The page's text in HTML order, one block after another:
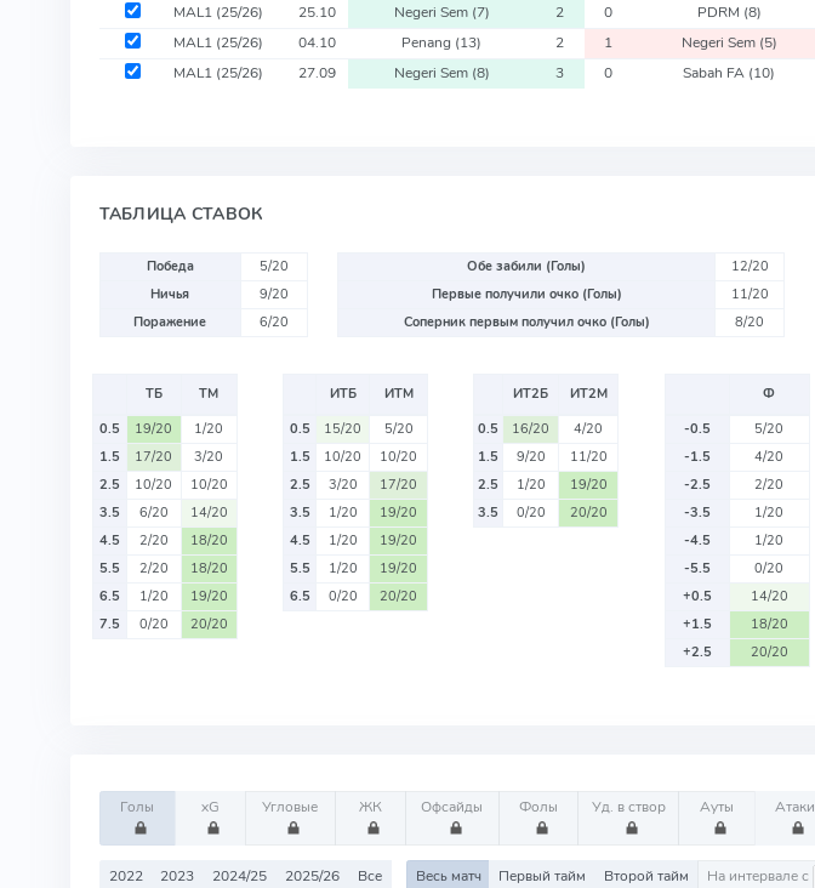
MAL1 (25/26) 25.10 Negeri Sem (7) 2 0 PDRM (8)
MAL1 (25/26) 04.10 Penang (13) 2 1 Negeri Sem (5)
MAL1 (25/26) 27.09 Negeri Sem (8) 3 0 Sabah FA (10)
ТАБЛИЦА СТАВОК
Победа
5/20
Ничья
9/20
Поражение
6/20
Обе забили (Голы)
12/20
Первые получили очко (Голы)
11/20
Соперник первым получил очко (Голы)
8/20
ТБ
ТМ
0.5
19/20
1/20
1.5
17/20
3/20
2.5
10/20
10/20
3.5
6/20
14/20
4.5
2/20
18/20
5.5
2/20
18/20
6.5
1/20
19/20
7.5
0/20 20/20
ИТБ
ИТМ
0.5
15/20
5/20
1.5
10/20
10/20
2.5
3/20
17/20
3.5
1/20
19/20
4.5
1/20
19/20
5.5
1/20
19/20
6.5
0/20 20/20
ИТ2Б
ИТ2М
0.5
16/20
4/20
1.5
9/20
11/20
2.5
1/20
19/20
3.5
0/20 20/20
Ф
-0.5
5/20
-1.5
4/20
-2.5
2/20
-3.5
1/20
-4.5
1/20
-5.5
0/20
+0.5
14/20
+1.5
18/20
+2.5
20/20
Голы xG Угловые ЖК Офсайды Фолы Уд. в створ Ауты Атаки
2022 2023 2024/25 2025/26 Все Весь матч Первый тайм Второй тайм На интервале с